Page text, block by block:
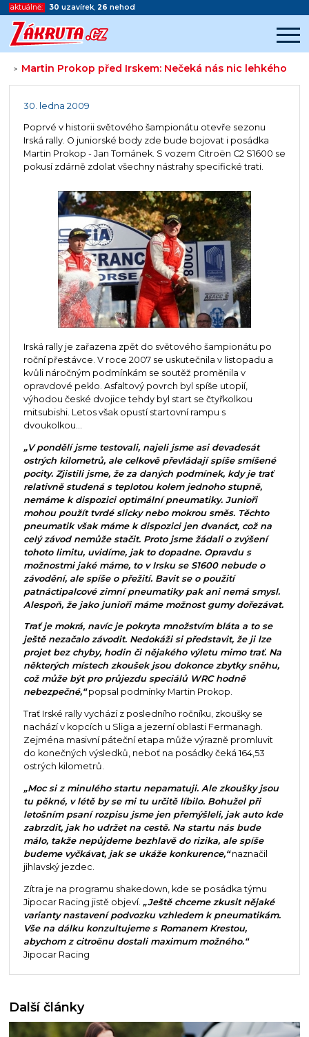
aktuálně: 30 uzavírek, 26 nehod
> Martin Prokop před Irskem: Nečeká nás nic lehkého
Začátek reklamy
30. ledna 2009
Poprvé v historii světového šampionátu otevře sezonu
Irská rally. O juniorské body zde bude bojovat i posádka
Martin Prokop - Jan Tománek. S vozem Citroën C2 S1600 se
pokusí zdárně zdolat všechny nástrahy specifické trati.
Irská rally je zařazena zpět do světového šampionátu po
roční přestávce. V roce 2007 se uskutečnila v listopadu a
kvůli náročným podmínkám se soutěž proměnila v
opravdové peklo. Asfaltový povrch byl spíše utopií,
výhodou české dvojice tehdy byl start se čtyřkolkou
mitsubishi. Letos však opustí startovní rampu s
dvoukolkou…
„V pondělí jsme testovali, najeli jsme asi devadesát
ostrých kilometrů, ale celkově převládají spíše smíšené
pocity. Zjistili jsme, že za daných podmínek, kdy je trať
relativně studená s teplotou kolem jednoho stupně,
nemáme k dispozici optimální pneumatiky. Junioři
mohou použít tvrdé slicky nebo mokrou směs. Těchto
pneumatik však máme k dispozici jen dvanáct, což na
celý závod nemůže stačit. Proto jsme žádali o zvýšení
tohoto limitu, uvidíme, jak to dopadne. Opravdu s
možnostmi jaké máme, to v Irsku se S1600 nebude o
závodění, ale spíše o přežití. Bavit se o použití
patnáctipalcové zimní pneumatiky pak ani nemá smysl.
Alespoň, že jako junioři máme možnost gumy dořezávat.
Trať je mokrá, navíc je pokryta množstvím bláta a to se
ještě nezačalo závodit. Nedokáži si představit, že ji lze
projet bez chyby, hodin či nějakého výletu mimo trať. Na
některých místech zkoušek jsou dokonce zbytky sněhu,
což může být pro průjezdu speciálů WRC hodně
nebezpečné,“popsal podmínky Martin Prokop.
Trať Irské rally vychází z posledního ročníku, zkoušky se
nachází v kopcích u Sliga a jezerní oblasti Fermanagh.
Zejména masivní páteční etapa může výrazně promluvit
do konečných výsledků, neboť na posádky čeká 164,53
ostrých kilometrů.
„Moc si z minulého startu nepamatuji. Ale zkoušky jsou
tu pěkné, v létě by se mi tu určitě líbilo. Bohužel při
letošním psaní rozpisu jsme jen přemýšleli, jak auto kde
zabrzdit, jak ho udržet na cestě. Na startu nás bude
málo, takže nepůjdeme bezhlavě do rizika, ale spíše
budeme vyčkávat, jak se ukáže konkurence,“naznačil
jihlavský jezdec.
Zítra je na programu shakedown, kde se posádka týmu
Jipocar Racing jistě objeví. „Ještě chceme zkusit nějaké
varianty nastavení podvozku vzhledem k pneumatikám.
Vše na dálku konzultujeme s Romanem Krestou,
abychom z citroënu dostali maximum možného.“
Jipocar Racing
Další články